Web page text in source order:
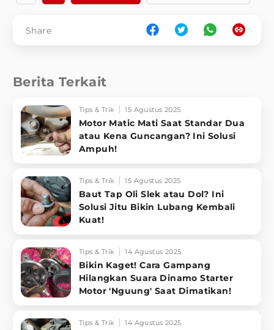
Share
Berita Terkait
Tips & Trik 15 Agustus 2025
Motor Matic Mati Saat Standar Dua
atau Kena Guncangan? Ini Solusi
Ampuh!
Tips & Trik 15 Agustus 2025
Baut Tap Oli Slek atau Dol? Ini
Solusi Jitu Bikin Lubang Kembali
Kuat!
Tips & Trik 14 Agustus 2025
Bikin Kaget! Cara Gampang
Hilangkan Suara Dinamo Starter
Motor 'Nguung' Saat Dimatikan!
Tips & Trik 14 Agustus 2025